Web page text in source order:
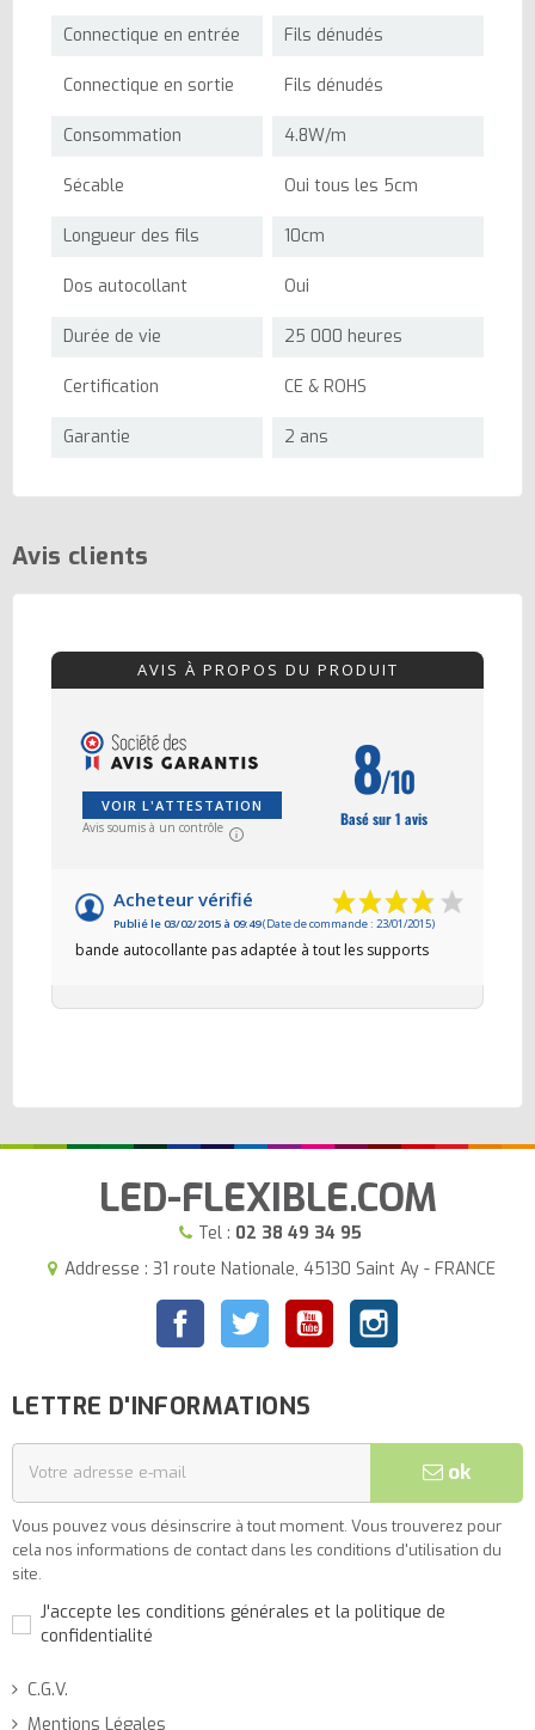
Connectique en entrée Fils dénudés
Connectique en sortie Fils dénudés
Consommation 4.8W/m
Sécable Oui tous les 5cm
Longueur des fils 10cm
Dos autocollant Oui
Durée de vie 25 000 heures
Certification CE & ROHS
Garantie 2 ans
Avis clients
AVIS À PROPOS DU PRODUIT
VOIR L'ATTESTATION
Avis soumis à un contrôle
8/10
Basé sur 1 avis
Acheteur vérifié
Publié le 03/02/2015 à 09:49(Date de commande : 23/01/2015)
bande autocollante pas adaptée à tout les supports
LED-FLEXIBLE.COM
Tel : 02 38 49 34 95
Addresse : 31 route Nationale, 45130 Saint Ay - FRANCE
FacebookTwitter YouTubeInstagram
LETTRE D'INFORMATIONS
ok
Vous pouvez vous désinscrire à tout moment. Vous trouverez pour
cela nos informations de contact dans les conditions d'utilisation du
site.
J'accepte les conditions générales et la politique de
confidentialité
C.G.V.
Mentions Légales